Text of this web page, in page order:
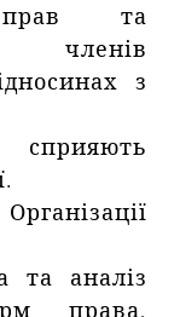
прав та
членів
з
та аналіз
права,